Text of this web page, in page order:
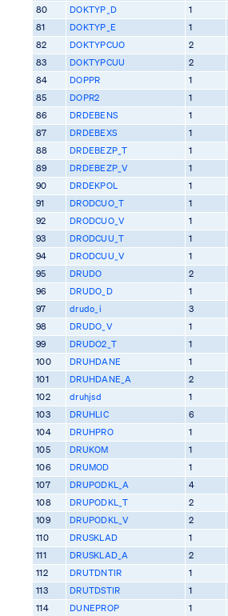
80
DOKTYP_D 1
81
DOKTYP_E 1
82
DOKTYPCUO 2
83
DOKTYPCUU 2
84
DOPPR 1
85
DOPR2 1
86
DRDEBENS 1
87
DRDEBEXS 1
88
DRDEBEZP_T 1
89
DRDEBEZP_V 1
90
DRDEKPOL 1
91
DRODCUO_T 1
92
DRODCUO_V 1
93
DRODCUU_T 1
94
DRODCUU_V 1
95
DRUDO 2
96
DRUDO_D 1
97
drudo_i 3
98
DRUDO_V 1
99
DRUDO2_T 1
100
DRUHDANE 1
101
DRUHDANE_A 2
102
druhjsd 1
103
DRUHLIC 6
104
DRUHPRO 1
105
DRUKOM 1
106
DRUMOD 1
107
DRUPODKL_A 4
108
DRUPODKL_T 2
109
DRUPODKL_V 2
110
DRUSKLAD 1
111
DRUSKLAD_A 2
112
DRUTDNTIR 1
113
DRUTDSTIR 1
114
DUNEPROP 1